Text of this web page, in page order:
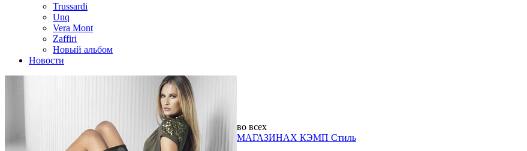
Trussardi
Unq
Vera Mont
Zaffiri
Новый альбом
Новости
во всех
МАГАЗИНАХ КЭМП Стиль